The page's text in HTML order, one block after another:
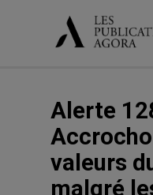
Alerte
valeurs
malgré